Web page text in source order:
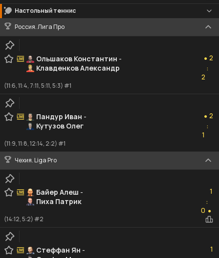
Настольный теннис
Россия. Лига Про
Ольшаков Константин -
Клавденков Александр
● 2
:
2
(11:6, 11:4, 7:11, 5:11, 5:3) #1
Пандур Иван -
Кутузов Олег
● 2
:
1
(11:9, 11:8, 12:14, 2:2) #1
Чехия. Liga Pro
Байер Алеш -
Пиха Патрик
1
:
0 ●
(14:12, 5:2) #2
Стеффан Ян -
1